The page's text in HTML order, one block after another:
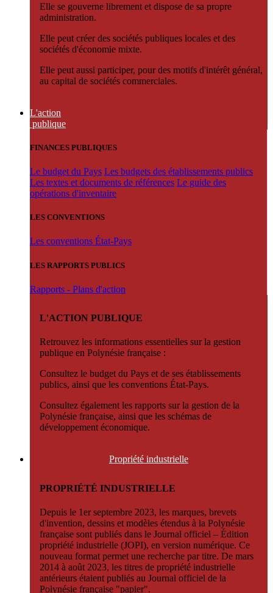
Elle se gouverne librement et dispose de sa propre
administration.
Elle peut créer des sociétés publiques locales et des
sociétés d'économie mixte.
Elle peut aussi participer, pour des motifs d'intérêt général,
au capital de sociétés commerciales.
L'action
publique
FINANCES PUBLIQUES
Le budget du Pays Les budgets des établissements publics
Les textes et documents de références Le guide des
opérations d'inventaire
LES CONVENTIONS
Les conventions État-Pays
LES RAPPORTS PUBLICS
Rapports - Plans d'action
L'ACTION PUBLIQUE
Retrouvez les informations essentielles sur la gestion
publique en Polynésie française :
Consultez le budget du Pays et de ses établissements
publics, ainsi que les conventions État-Pays.
Consultez également les rapports sur la gestion de la
Polynésie française, ainsi que les schémas de
développement économique.
Propriété industrielle
PROPRIÉTÉ INDUSTRIELLE
Depuis le 1er septembre 2023, les marques, brevets
d'invention, dessins et modèles étendus à la Polynésie
française sont publiés dans le Journal officiel – Édition
propriété industrielle (JOPI), en version numérique. Ce
nouveau format permet une recherche par titre. De mars
2014 à août 2023, les titres de propriété industrielle
antérieurs étaient publiés au Journal officiel de la
Polynésie française "papier".